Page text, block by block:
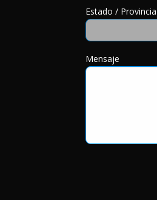
Estado / Provincia
Mensaje